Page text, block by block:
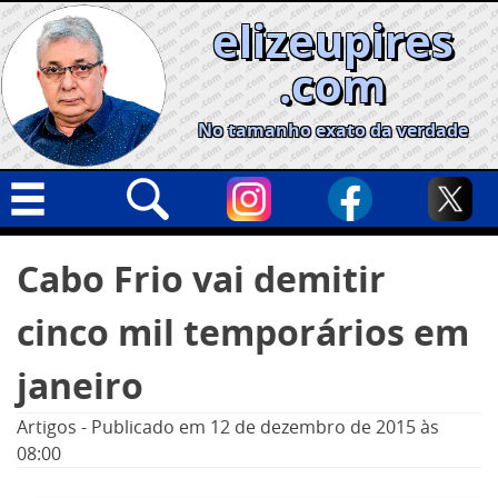
Skip
to
content
elizeupires
.com
No tamanho exato da verdade
Geral
Cidades
Política
Nacional
Opinião
por:
Cabo Frio vai demitir
cinco mil temporários em
janeiro
Artigos - Publicado em 12 de dezembro de 2015às
08:00